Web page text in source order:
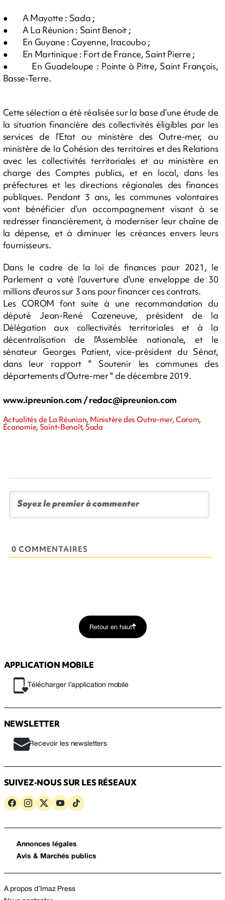
● A Mayotte : Sada ;
● A La Réunion : Saint Benoit ;
● En Guyane : Cayenne, Iracoubo ;
● En Martinique : Fort de France, Saint Pierre ;
● En Guadeloupe : Pointe à Pitre, Saint François,
Basse-Terre.
Cette sélection a été réalisée sur la base d’une étude de
la situation financière des collectivités éligibles par les
services de l’Etat au ministère des Outre-mer, au
ministère de la Cohésion des territoires et des Relations
avec les collectivités territoriales et au ministère en
charge des Comptes publics, et en local, dans les
préfectures et les directions régionales des finances
publiques. Pendant 3 ans, les communes volontaires
vont bénéficier d’un accompagnement visant à se
redresser financièrement, à moderniser leur chaîne de
la dépense, et à diminuer les créances envers leurs
fournisseurs.
Dans le cadre de la loi de finances pour 2021, le
Parlement a voté l'ouverture d'une enveloppe de 30
millions d'euros sur 3 ans pour financer ces contrats.
Les COROM font suite à une recommandation du
député Jean-René Cazeneuve, président de la
Délégation aux collectivités territoriales et à la
décentralisation de l'Assemblée nationale, et le
sénateur Georges Patient, vice-président du Sénat,
dans leur rapport " Soutenir les communes des
départements d’Outre-mer " de décembre 2019.
www.ipreunion.com /redac@ipreunion.com
Actualités de La Réunion, Ministère des Outre-mer, Corom,
Économie, Saint-Benoît, Sada
0 COMMENTAIRES
Retour en haut
APPLICATION MOBILE
Télécharger l’application mobile
NEWSLETTER
Recevoir les newsletters
SUIVEZ-NOUS SUR LES RÉSEAUX
Annonces légales
Avis & Marchés publics
A propos d’Imaz Press